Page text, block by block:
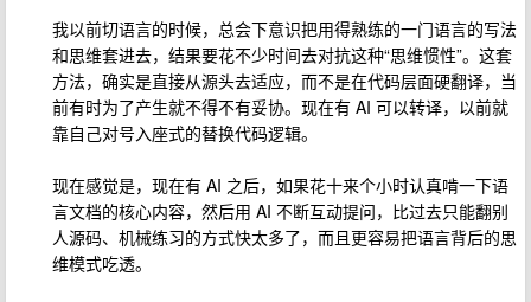
我以前切语言的时候，总会下意识把用得熟练的一门语言的写法
和思维套进去，结果要花不少时间去对抗这种“思维惯性”。这套
方法，确实是直接从源头去适应，而不是在代码层面硬翻译，当
前有时为了产生就不得不有妥协。现在有 AI 可以转译，以前就
靠自己对号入座式的替换代码逻辑。
现在感觉是，现在有 AI 之后，如果花十来个小时认真啃一下语
言文档的核心内容，然后用 AI 不断互动提问，比过去只能翻别
人源码、机械练习的方式快太多了，而且更容易把语言背后的思
维模式吃透。